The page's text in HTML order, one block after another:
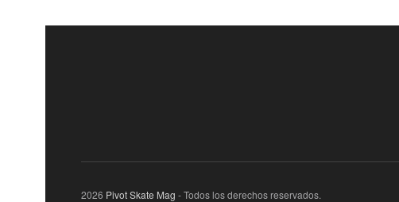
2026 Pivot Skate Mag - Todos los derechos reservados.